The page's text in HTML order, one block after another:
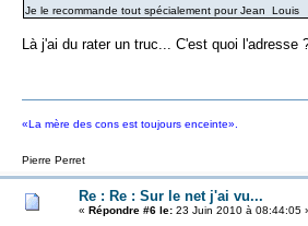
Je le recommande tout spécialement pour Jean Louis
Là j'ai du rater un truc... C'est quoi l'adresse
«La mère des cons est toujours enceinte».
Pierre Perret
Re : Re : Sur le net j'ai vu...
« Répondre #6 le:23 Juin 2010 à 08:44:05